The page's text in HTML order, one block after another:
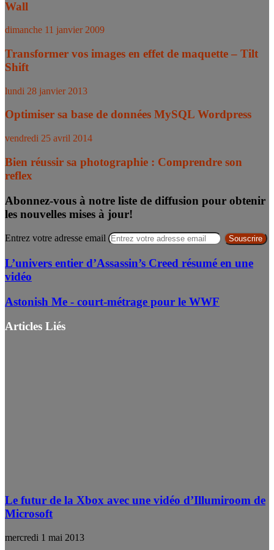
Wall
dimanche 11 janvier 2009
Transformer vos images en effet de maquette – Tilt
Shift
lundi 28 janvier 2013
Optimiser sa base de données MySQL Wordpress
vendredi 25 avril 2014
Bien réussir sa photographie : Comprendre son
reflex
Abonnez-vous à notre liste de diffusion pour obtenir
les nouvelles mises à jour!
Entrez votre adresse email
L’univers entier d’Assassin’s Creed résumé en une
vidéo
Astonish Me - court-métrage pour le WWF
Articles Liés
Le futur de la Xbox avec une vidéo d’Illumiroom de
Microsoft
mercredi 1 mai 2013